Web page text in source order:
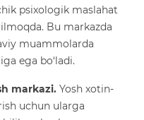
psixologik maslahat
Bu markazda
muammolarda
ega bo‘ladi.
markazi. Yosh xotin-
uchun ularga